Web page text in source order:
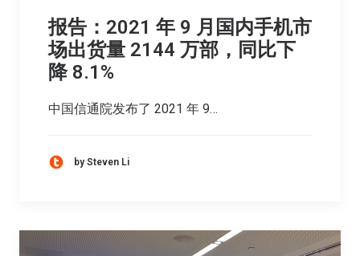
报告：2021 年 9 月国内手机市
场出货量 2144 万部，同比下
降 8.1%
中国信通院发布了 2021 年 9…
by Steven Li